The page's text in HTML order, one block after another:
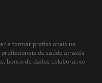
e formar profissionais na
de saúde através
banco de dados colaborativo